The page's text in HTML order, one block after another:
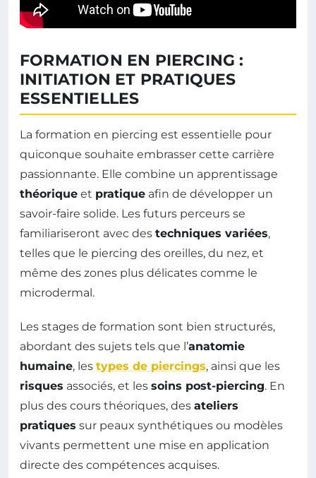
FORMATION EN PIERCING :
INITIATION ET PRATIQUES
ESSENTIELLES
La formation en piercing est essentielle pour
quiconque souhaite embrasser cette carrière
passionnante. Elle combine un apprentissage
théorique et pratique afin de développer un
savoir-faire solide. Les futurs perceurs se
familiariseront avec des techniques variées,
telles que le piercing des oreilles, du nez, et
même des zones plus délicates comme le
microdermal.
Les stages de formation sont bien structurés,
abordant des sujets tels que l’anatomie
humaine, les types de piercings, ainsi que les
risques associés, et les soins post-piercing. En
plus des cours théoriques, des ateliers
pratiques sur peaux synthétiques ou modèles
vivants permettent une mise en application
directe des compétences acquises.